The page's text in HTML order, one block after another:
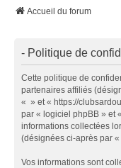
Accueil du forum
- Politique de
Cette politique de
partenaires affiliés
« » et « https://
par « logiciel phpBB » et
informations collectées
(désignées ci-après par
Vos informations sont